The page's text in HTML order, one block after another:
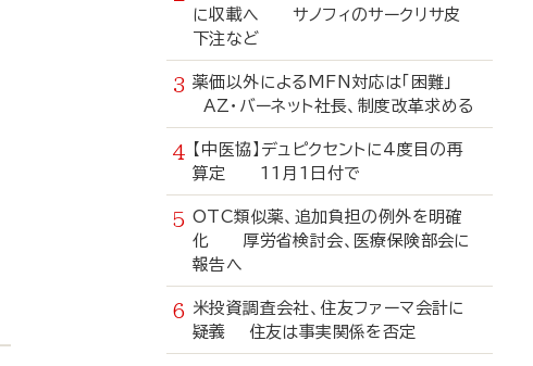
に収載へ サノフィのサークリサ皮
下注など
薬価以外によるMFN対応は「困難」
AZ・バーネット社長、制度改革求める
【中医協】デュピクセントに4度目の再
算定 11月1日付で
OTC類似薬、追加負担の例外を明確
化 厚労省検討会、医療保険部会に
報告へ
米投資調査会社、住友ファーマ会計に
疑義 住友は事実関係を否定